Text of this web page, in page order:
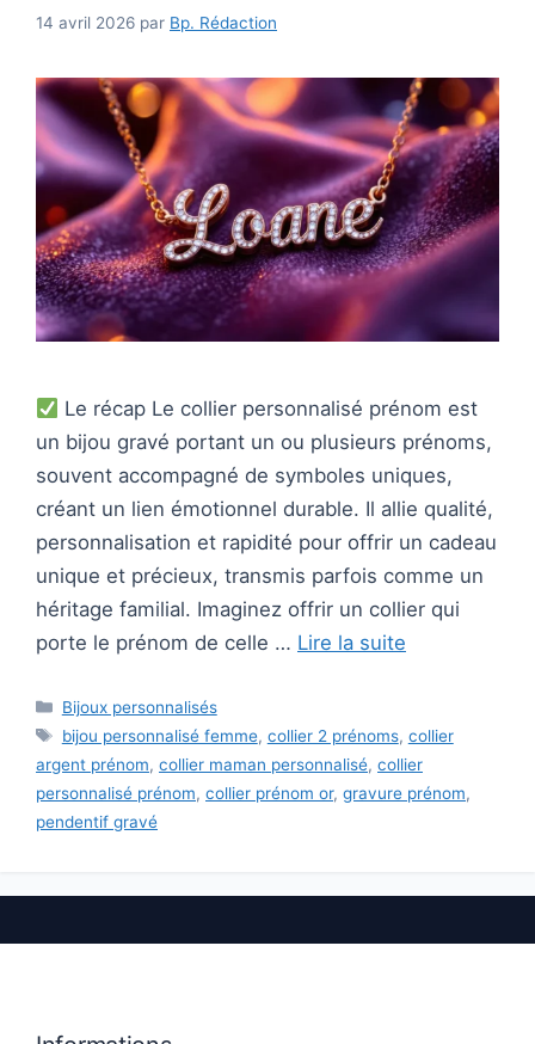
14 avril 2026 par Bp. Rédaction
Le récap Le collier personnalisé prénom est
un bijou gravé portant un ou plusieurs prénoms,
souvent accompagné de symboles uniques,
créant un lien émotionnel durable. Il allie qualité,
personnalisation et rapidité pour offrir un cadeau
unique et précieux, transmis parfois comme un
héritage familial. Imaginez offrir un collier qui
porte le prénom de celle … Lire la suite
Catégories
Bijoux personnalisés
Étiquettes
bijou personnalisé femme, collier 2 prénoms, collier
argent prénom, collier maman personnalisé, collier
personnalisé prénom, collier prénom or, gravure prénom,
pendentif gravé